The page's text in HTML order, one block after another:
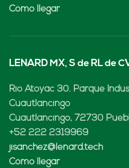
Cómo llegar
LENARD MX, S de RL de
Rio Atoyac 30. Parque
Cuautlancingo
Cuautlancingo, 72730
+52 222 2319969
jisanchez@lenard.tech
Cómo llegar